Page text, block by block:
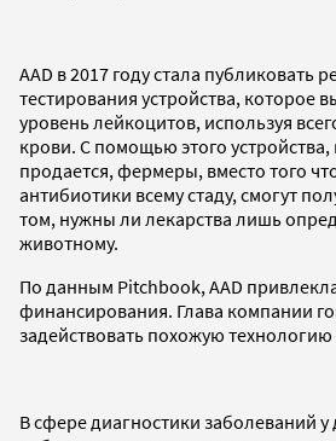
AAD в 2017 году стала публиковать
тестирования устройства, которое
уровень лейкоцитов, используя
крови. С помощью этого
продается, фермеры, вместо того
антибиотики всему стаду, смогут
том, нужны ли лекарства лишь
животному.
По данным Pitchbook, AAD
финансирования. Глава компании
задействовать похожую технологию
В сфере диагностики заболеваний